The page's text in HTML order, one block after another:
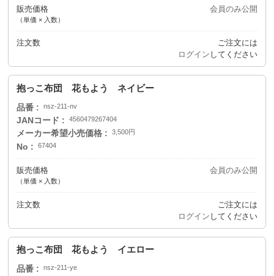
販売価格
（単価 × 入数）
会員のみ公開
注文数
ご注文には
ログイン してください
抱っこ布団 花もよう ネイビー
品番 nsz-211-nv
JANコード 4560479267404
メーカー希望小売価格 3,500円
No 67404
販売価格
（単価 × 入数）
会員のみ公開
注文数
ご注文には
ログイン してください
抱っこ布団 花もよう イエロー
品番 nsz-211-ye